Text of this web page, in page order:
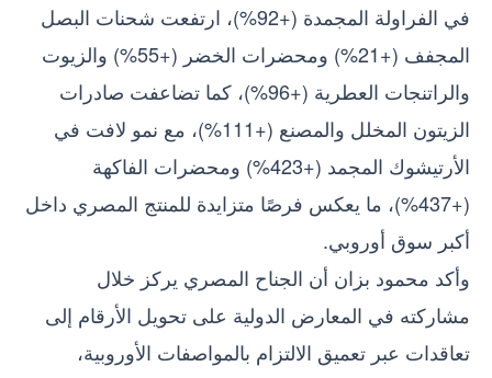
في الفراولة المجمدة (+92%)، ارتفعت شحنات البصل
المجفف (+21%) ومحضرات الخضر (+55%) والزيوت
والراتنجات العطرية (+96%)، كما تضاعفت صادرات
الزيتون المخلل والمصنع (+111%)، مع نمو لافت في
الأرتيشوك المجمد (+423%) ومحضرات الفاكهة
(+437%)، ما يعكس فرصًا متزايدة للمنتج المصري داخل
أكبر سوق أوروبي.
وأكد محمود بزان أن الجناح المصري يركز خلال
مشاركته في المعارض الدولية على تحويل الأرقام إلى
تعاقدات عبر تعميق الالتزام بالمواصفات الأوروبية،